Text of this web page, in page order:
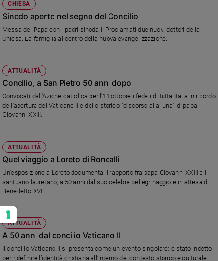
CHIESA
Sinodo aperto nel segno del Concilio
Messa del Papa con i padri sinodali. Proclamati due nuovi dottori della
Chiesa. La famiglia al centro della nuova evangelizzazione.
ATTUALITÀ
Concilio, a San Pietro 50 anni dopo
Convocati dall'Azione cattolica per l'11 ottobre i fedeli di tutta Italia in ricordo
dell'apertura del Vaticano II e dello storico "discorso alla luna" di papa
Giovanni XXIII.
ATTUALITÀ
Quel viaggio a Loreto di Roncalli
Un'esposizione a Loreto documenta il rapporto fra papa Giovanni XXIII e il
santuario lauretano, a 50 anni dal suo celebre pellegrinaggio e in attesa di
Benedetto XVI.
ATTUALITÀ
A 50 anni dal concilio Vaticano II
Il concilio Vaticano II si presenta come un evento singolare: è stato indetto
per ridefinire l’identità cristiana all’interno del contesto storico e culturale